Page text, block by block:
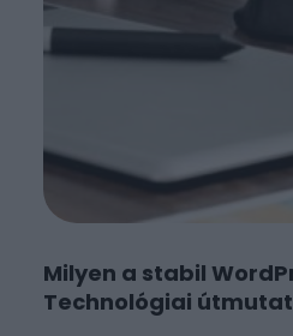
Milyen a stabil
Technológiai